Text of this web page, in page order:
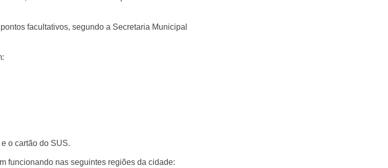
pontos facultativos, segundo a Secretaria Municipal
e o cartão do SUS.
funcionando nas seguintes regiões da cidade: